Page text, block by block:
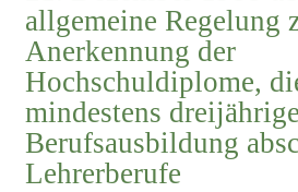
allgemeine Regelung
Anerkennung der
Hochschuldiplome,
mindestens dreijährige
Berufsausbildung
Lehrerberufe